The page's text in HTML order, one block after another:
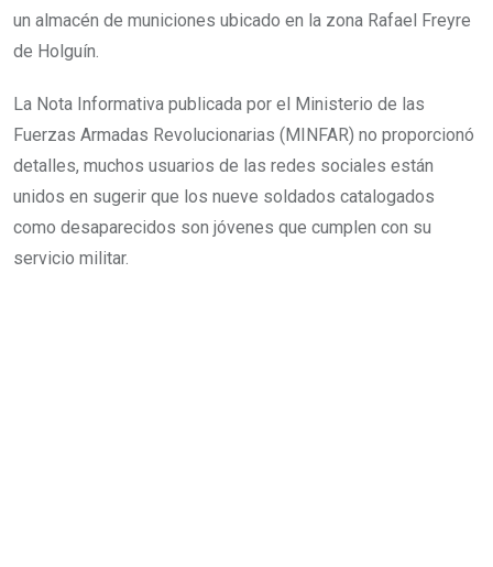
un almacén de municiones ubicado en la zona Rafael Freyre
de Holguín.
La Nota Informativa publicada por el Ministerio de las
Fuerzas Armadas Revolucionarias (MINFAR) no proporcionó
detalles, muchos usuarios de las redes sociales están
unidos en sugerir que los nueve soldados catalogados
como desaparecidos son jóvenes que cumplen con su
servicio militar.